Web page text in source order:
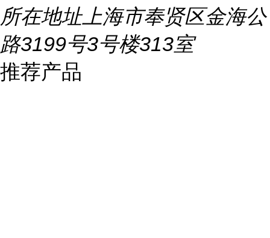
所在地址上海市奉贤区金海公
路3199号3号楼313室
推荐产品